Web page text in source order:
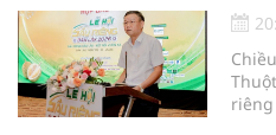
riêng